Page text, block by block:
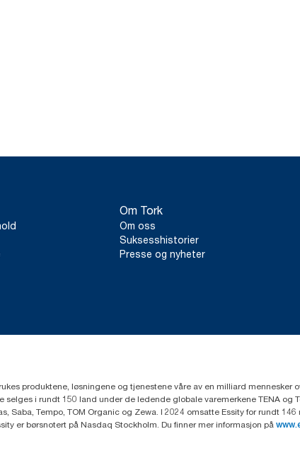
Om Tork
Om oss
Suksesshistorier
Presse og nyheter
produktene, løsningene og tjenestene våre av en milliard mennesker
i rundt 150 land under de ledende globale varemerkene TENA og
Saba, Tempo, TOM Organic og Zewa. I 2024 omsatte Essity for rundt
er børsnotert på Nasdaq Stockholm. Du finner mer informasjon på